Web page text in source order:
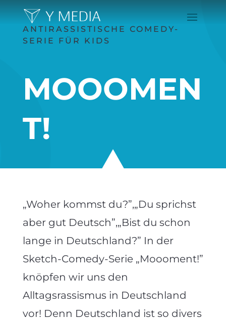
ANTIRASSISTISCHE COMEDY-
SERIE FÜR KIDS
MOOOMEN
T!
„Woher kommst du?”,„Du sprichst
aber gut Deutsch”,„Bist du schon
lange in Deutschland?” In der
Sketch-Comedy-Serie „Moooment!”
knöpfen wir uns den
Alltagsrassismus in Deutschland
vor! Denn Deutschland ist so divers